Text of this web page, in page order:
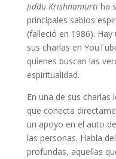
Jiddu Krishnamurti ha
principales sabios
(falleció en 1986).
sus charlas en
quienes buscan las
espiritualidad.
En una de sus
que conecta
un apoyo en el auto
las personas. Habla
profundas, aquellas